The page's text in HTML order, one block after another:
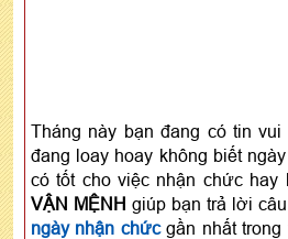
Tháng này bạn đang có tin vui
đang loay hoay không biết
có tốt cho việc nhận chức hay
VẬN MỆNH giúp bạn trả lời
ngày nhận chứcgần nhất trong